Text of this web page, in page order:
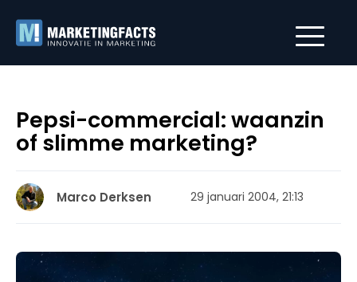
Pepsi-commercial: waanzin
of slimme marketing?
Marco Derksen 29 januari 2004, 21:13